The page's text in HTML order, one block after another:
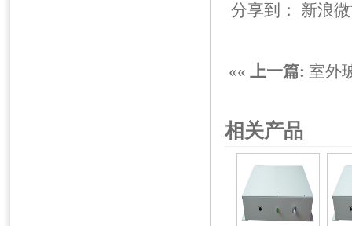
分享到： 新浪
«« 上一篇: 室外
相关产品